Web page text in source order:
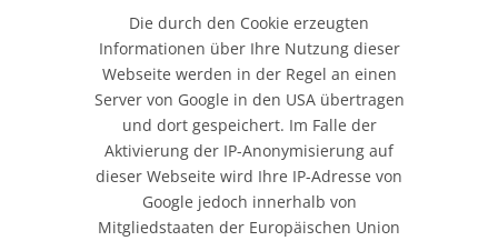
Die durch den Cookie erzeugten
Informationen über Ihre Nutzung dieser
Webseite werden in der Regel an einen
Server von Google in den USA übertragen
und dort gespeichert. Im Falle der
Aktivierung der IP-Anonymisierung auf
dieser Webseite wird Ihre IP-Adresse von
Google jedoch innerhalb von
Mitgliedstaaten der Europäischen Union